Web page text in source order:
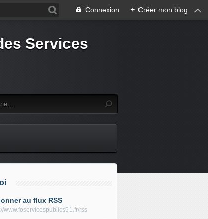
Connexion + Créer mon blog
Services
au flux RSS
www.foservicespublics51.fr/rss